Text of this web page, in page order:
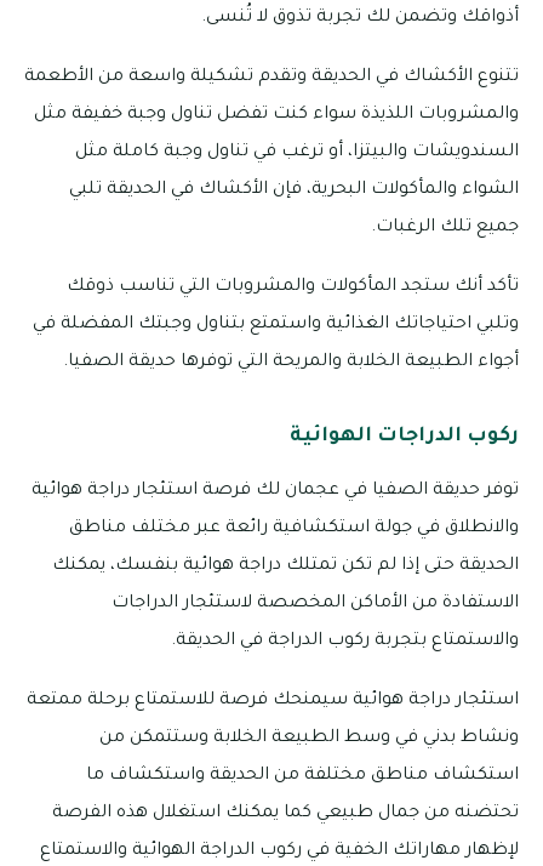
أذواقك وتضمن لك تجربة تذوق لا تُنسى.
تتنوع الأكشاك في الحديقة وتقدم تشكيلة واسعة من الأطعمة
والمشروبات اللذيذة سواء كنت تفضل تناول وجبة خفيفة مثل
السندويشات والبيتزا، أو ترغب في تناول وجبة كاملة مثل
الشواء والمأكولات البحرية، فإن الأكشاك في الحديقة تلبي
جميع تلك الرغبات.
تأكد أنك ستجد المأكولات والمشروبات التي تناسب ذوقك
وتلبي احتياجاتك الغذائية واستمتع بتناول وجبتك المفضلة في
أجواء الطبيعة الخلابة والمريحة التي توفرها حديقة الصفيا.
ركوب الدراجات الهوائية
توفر حديقة الصفيا في عجمان لك فرصة استئجار دراجة هوائية
والانطلاق في جولة استكشافية رائعة عبر مختلف مناطق
الحديقة حتى إذا لم تكن تمتلك دراجة هوائية بنفسك، يمكنك
الاستفادة من الأماكن المخصصة لاستئجار الدراجات
والاستمتاع بتجربة ركوب الدراجة في الحديقة.
استئجار دراجة هوائية سيمنحك فرصة للاستمتاع برحلة ممتعة
ونشاط بدني في وسط الطبيعة الخلابة وستتمكن من
استكشاف مناطق مختلفة من الحديقة واستكشاف ما
تحتضنه من جمال طبيعي كما يمكنك استغلال هذه الفرصة
لإظهار مهاراتك الخفية في ركوب الدراجة الهوائية والاستمتاع